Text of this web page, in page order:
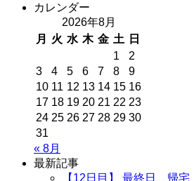
カレンダー
2026年8月
月
火 水 木 金 土
日
1
2
3
4 5 6 7 8
9
10 11 12 13 14 15 16
17 18 19 20 21 22 23
24 25 26 27 28 29 30
31
« 8月
最新記事
【12日目】 最終日、帰宅